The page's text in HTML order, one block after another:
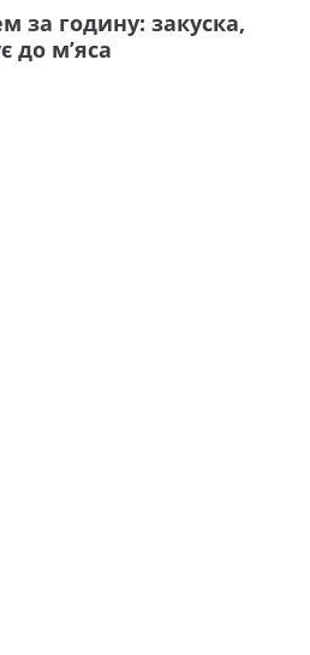
за годину: закуска,
до м’яса